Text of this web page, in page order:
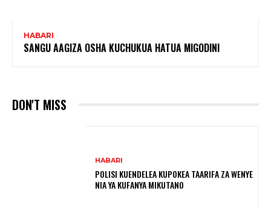
HABARI
SANGU AAGIZA OSHA KUCHUKUA HATUA MIGODINI ‎
DON'T MISS
HABARI
POLISI KUENDELEA KUPOKEA TAARIFA ZA WENYE
NIA YA KUFANYA MIKUTANO